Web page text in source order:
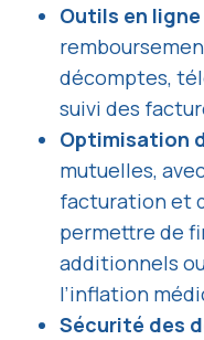
Outils en
décomptes,
suivi des
Optimisation
mutuelles,
facturation et
permettre de
additionnels
l’inflation
Sécurité des